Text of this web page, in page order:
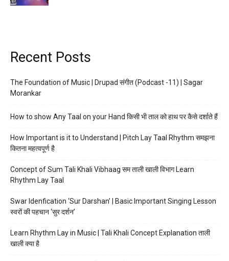
Recent Posts
The Foundation of Music | Drupad संगीत (Podcast -11) | Sagar
Morankar
How to show Any Taal on your Hand किसी भी ताल को हाथ पर कैसे दर्शाते हैं
How Important is it to Understand | Pitch Lay Taal Rhythm समझना
कितना महत्वपूर्ण है
Concept of Sum Tali Khali Vibhaag सम ताली खाली विभाग Learn
Rhythm Lay Taal
Swar Idenfication ‘Sur Darshan’ | Basic Important Singing Lesson
स्वरों की पहचान ‘सुर दर्शन’
Learn Rhythm Lay in Music | Tali Khali Concept Explanation ताली
खाली क्या है